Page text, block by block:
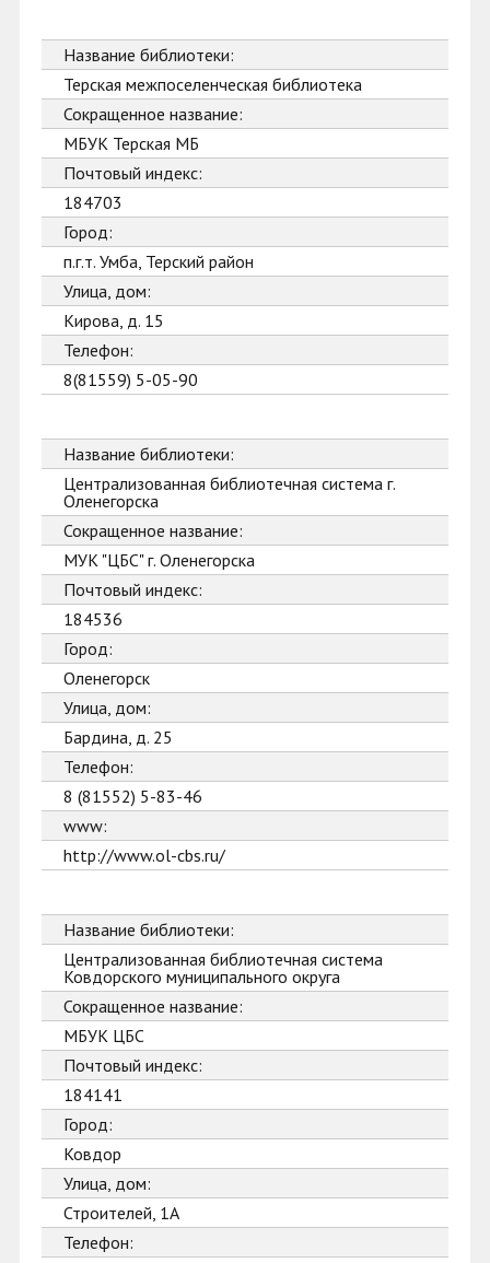
Название библиотеки:
Терская межпоселенческая библиотека
Сокращенное название:
МБУК Терская МБ
Почтовый индекс:
184703
Город:
п.г.т. Умба, Терский район
Улица, дом:
Кирова, д. 15
Телефон:
8(81559) 5-05-90
Название библиотеки:
Централизованная библиотечная система г.
Оленегорска
Сокращенное название:
МУК "ЦБС" г. Оленегорска
Почтовый индекс:
184536
Город:
Оленегорск
Улица, дом:
Бардина, д. 25
Телефон:
8 (81552) 5-83-46
www:
http://www.ol-cbs.ru/
Название библиотеки:
Централизованная библиотечная система
Ковдорского муниципального округа
Сокращенное название:
МБУК ЦБС
Почтовый индекс:
184141
Город:
Ковдор
Улица, дом:
Строителей, 1А
Телефон: